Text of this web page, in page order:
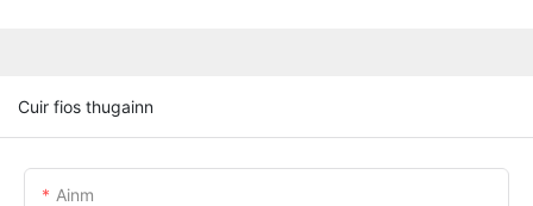
Cuir fios thugainn
Ainm